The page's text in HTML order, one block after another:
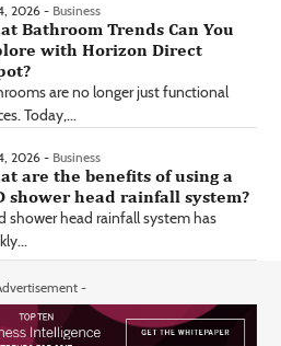
2026 - Business
Bathroom Trends Can You
with Horizon Direct
are no longer just functional
Today,...
2026 - Business
are the benefits of using a
shower head rainfall system?
shower head rainfall system has
-